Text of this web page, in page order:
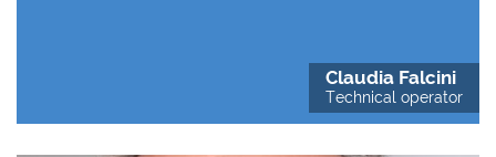
Claudia Falcini
Technical operator